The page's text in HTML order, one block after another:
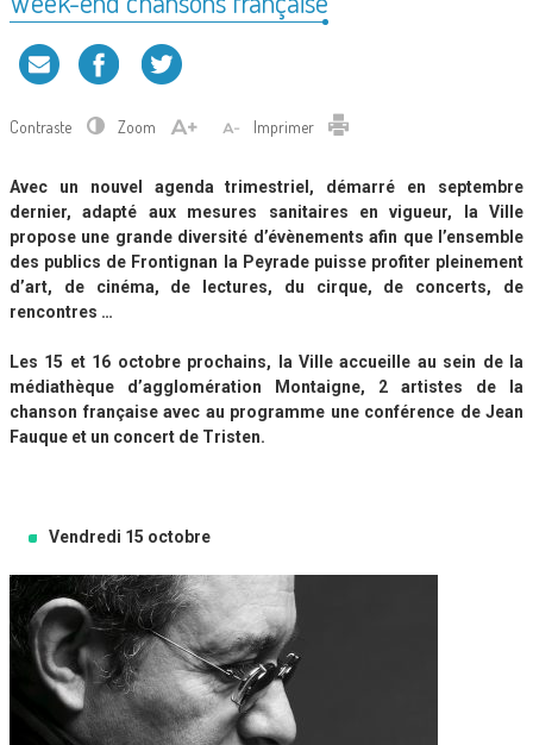
Contraste Zoom Imprimer
Avec un nouvel agenda trimestriel, démarré en septembre
dernier, adapté aux mesures sanitaires en vigueur, la Ville
propose une grande diversité d’évènements afin que l’ensemble
des publics de Frontignan la Peyrade puisse profiter pleinement
d’art, de cinéma, de lectures, du cirque, de concerts, de
rencontres …
Les 15 et 16 octobre prochains, la Ville accueille au sein de la
médiathèque d’agglomération Montaigne, 2 artistes de la
chanson française avec au programme une conférence de Jean
Fauque et un concert de Tristen.
Vendredi 15 octobre